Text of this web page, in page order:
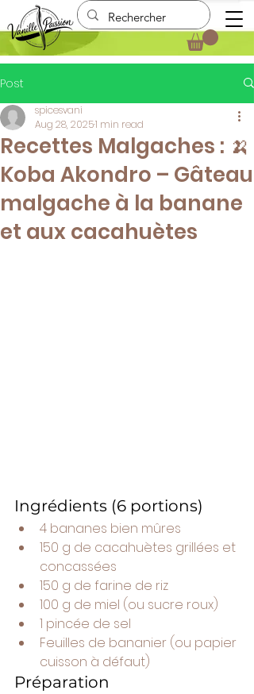
Post
Recettes Malgaches : 🍌
Koba Akondro – Gâteau
malgache à la banane
et aux cacahuètes
spicesvani
Aug 28, 20251 min read
Ingrédients (6 portions)
4 bananes bien mûres
150 g de cacahuètes grillées et
concassées
150 g de farine de riz
100 g de miel (ou sucre roux)
1 pincée de sel
Feuilles de bananier (ou papier
cuisson à défaut)
Préparation